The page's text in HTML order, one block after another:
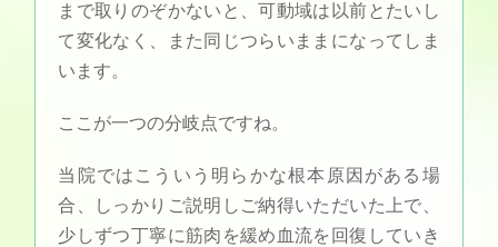
まで取りのぞかないと、可動域は以前とたいし
て変化なく、また同じつらいままになってしま
います。
ここが一つの分岐点ですね。
当院ではこういう明らかな根本原因がある場
合、しっかりご説明しご納得いただいた上で、
少しずつ丁寧に筋肉を緩め血流を回復していき